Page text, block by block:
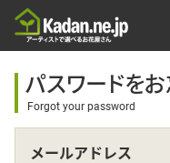
お
おま
最近
パスワードを
Forgot your password
メールアドレス